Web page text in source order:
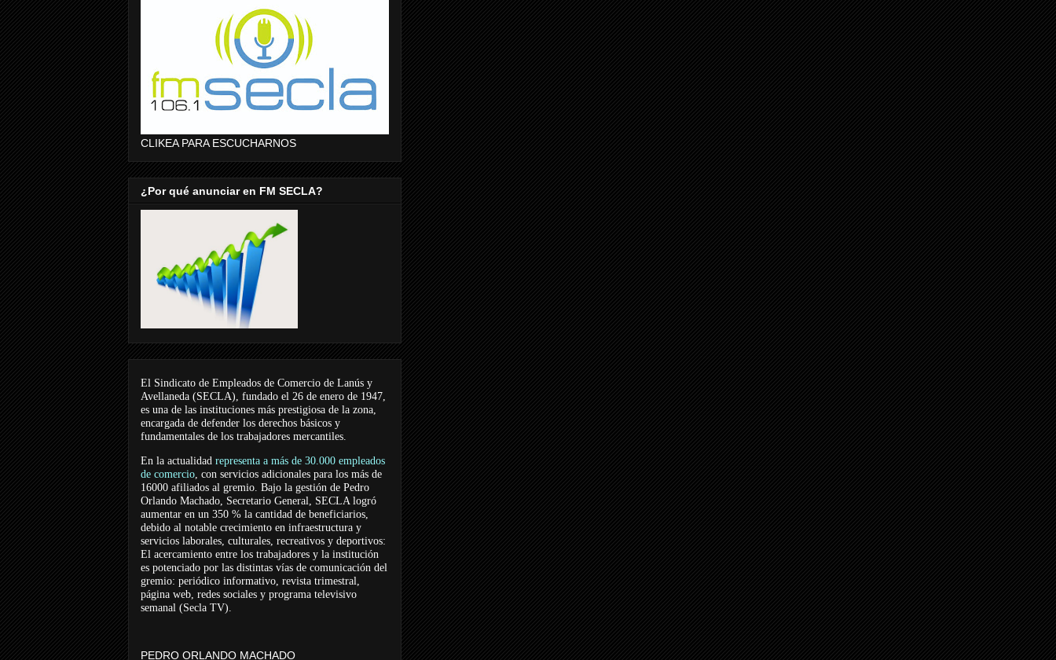
CLIKEA PARA ESCUCHARNOS
¿Por qué anunciar en FM SECLA?
El Sindicato de Empleados de Comercio de Lanús y
Avellaneda (SECLA), fundado el 26 de enero de 1947,
es una de las instituciones más prestigiosa de la zona,
encargada de defender los derechos básicos y
fundamentales de los trabajadores mercantiles.
En la actualidad representa a más de 30.000 empleados
de comercio, con servicios adicionales para los más de
16000 afiliados al gremio. Bajo la gestión de Pedro
Orlando Machado, Secretario General, SECLA logró
aumentar en un 350 % la cantidad de beneficiarios,
debido al notable crecimiento en infraestructura y
servicios laborales, culturales, recreativos y deportivos:
El acercamiento entre los trabajadores y la institución
es potenciado por las distintas vías de comunicación del
gremio: periódico informativo, revista trimestral,
página web, redes sociales y programa televisivo
semanal (Secla TV).
PEDRO ORLANDO MACHADO